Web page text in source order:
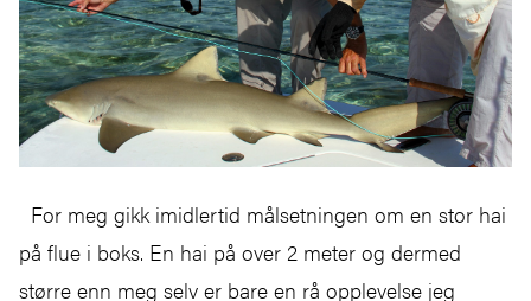
For meg gikk imidlertid målsetningen om en stor hai
på flue i boks. En hai på over 2 meter og dermed
større enn meg selv er bare en rå opplevelse jeg